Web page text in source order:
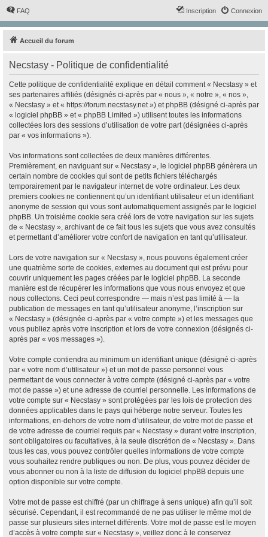
FAQ Connexion
Inscription
Accueil du forum
Necstasy - Politique de confidentialité
Cette politique de confidentialité explique en détail comment « Necstasy » et
ses partenaires affiliés (désignés ci-après par « nous », « notre », « nos »,
« Necstasy » et « https://forum.necstasy.net ») et phpBB (désigné ci-après par
« logiciel phpBB » et « phpBB Limited ») utilisent toutes les informations
collectées lors des sessions d’utilisation de votre part (désignées ci-après
par « vos informations »).
Vos informations sont collectées de deux manières différentes.
Premièrement, en naviguant sur « Necstasy », le logiciel phpBB génèrera un
certain nombre de cookies qui sont de petits fichiers téléchargés
temporairement par le navigateur internet de votre ordinateur. Les deux
premiers cookies ne contiennent qu’un identifiant utilisateur et un identifiant
anonyme de session qui vous sont automatiquement assignés par le logiciel
phpBB. Un troisième cookie sera créé lors de votre navigation sur les sujets
de « Necstasy », archivant de ce fait tous les sujets que vous avez consultés
et permettant d’améliorer votre confort de navigation en tant qu’utilisateur.
Lors de votre navigation sur « Necstasy », nous pouvons également créer
une quatrième sorte de cookies, externes au document qui est prévu pour
couvrir uniquement les pages créées par le logiciel phpBB. La seconde
manière est de récupérer les informations que vous nous envoyez et que
nous collectons. Ceci peut correspondre — mais n’est pas limité à — la
publication de messages en tant qu’utilisateur anonyme, l’inscription sur
« Necstasy » (désignée ci-après par « votre compte ») et les messages que
vous publiez après votre inscription et lors de votre connexion (désignés ci-
après par « vos messages »).
Votre compte contiendra au minimum un identifiant unique (désigné ci-après
par « votre nom d’utilisateur ») et un mot de passe personnel vous
permettant de vous connecter à votre compte (désigné ci-après par « votre
mot de passe ») et une adresse de courriel personnelle. Les informations de
votre compte sur « Necstasy » sont protégées par les lois de protection des
données applicables dans le pays qui héberge notre serveur. Toutes les
informations, en-dehors de votre nom d’utilisateur, de votre mot de passe et
de votre adresse de courriel requis par « Necstasy » durant votre inscription,
sont obligatoires ou facultatives, à la seule discrétion de « Necstasy ». Dans
tous les cas, vous pouvez contrôler quelles informations de votre compte
vous souhaitez rendre publiques ou non. De plus, vous pouvez décider de
vous abonner ou non à la liste de diffusion du logiciel phpBB depuis une
option disponible sur votre compte.
Votre mot de passe est chiffré (par un chiffrage à sens unique) afin qu’il soit
sécurisé. Cependant, il est recommandé de ne pas utiliser le même mot de
passe sur plusieurs sites internet différents. Votre mot de passe est le moyen
d’accès à votre compte sur « Necstasy », veillez donc à le conservez